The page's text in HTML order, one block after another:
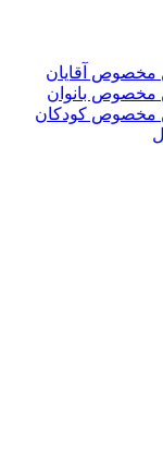
مخصوص آقایان
مخصوص بانوان
مخصوص کودکان